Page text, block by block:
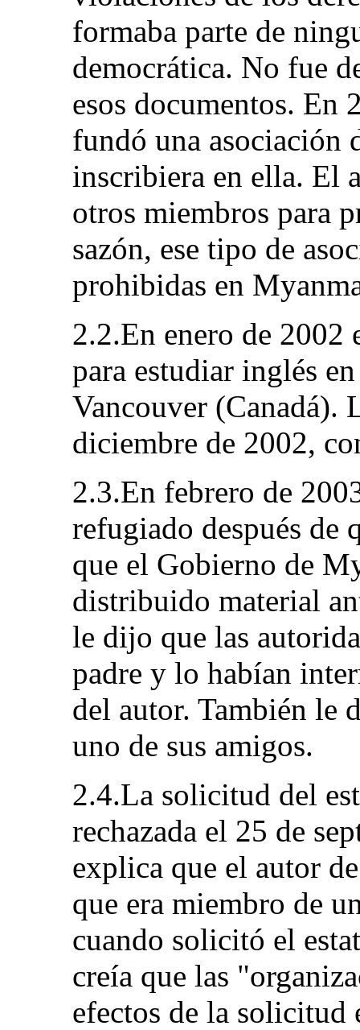
formaba parte de
democrática. No fue
esos documentos. En
fundó una asociación
inscribiera en ella. El
otros miembros para
sazón, ese tipo de
prohibidas en
2.2.En enero de 2002
para estudiar inglés
Vancouver (Canadá).
diciembre de 2002,
2.3.En febrero de
refugiado después de
que el Gobierno de
distribuido material
le dijo que las
padre y lo habían
del autor. También le
uno de sus amigos.
2.4.La solicitud del
rechazada el 25 de
explica que el autor
que era miembro de
cuando solicitó el
creía que las
efectos de la solicitud